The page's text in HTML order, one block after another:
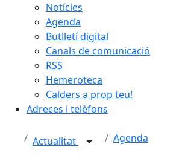
Notícies
Agenda
Butlletí digital
Canals de comunicació
RSS
Hemeroteca
Calders a prop teu!
Adreces i telèfons
Actualitat Agenda